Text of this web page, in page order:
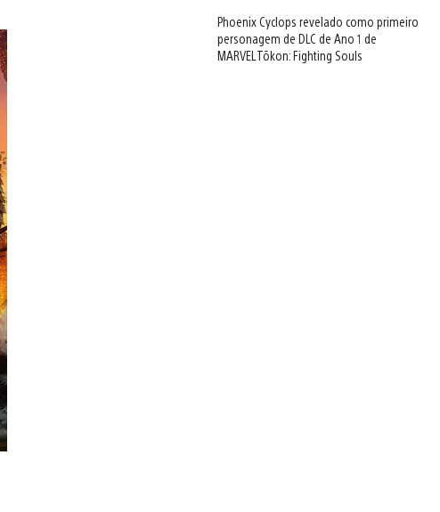
Phoenix Cyclops revelado como primeiro
personagem de DLC de Ano 1 de
MARVEL Tōkon: Fighting Souls